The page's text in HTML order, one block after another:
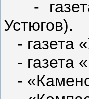
-
Устюгов).
- газета
- газета
-